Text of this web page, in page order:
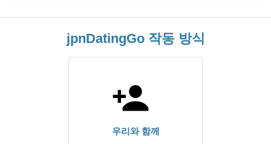
jpnDatingGo 작동 방식
우리와 함께